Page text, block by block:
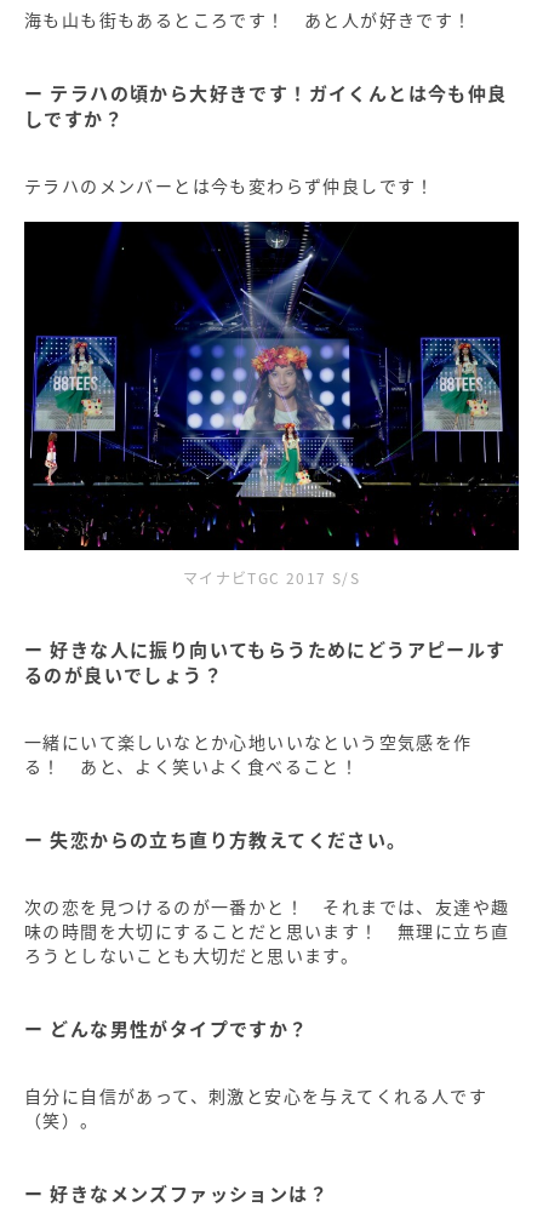
海も山も街もあるところです！ あと人が好きです！
テラハの頃から大好きです！ガイくんとは今も仲良
しですか？
テラハのメンバーとは今も変わらず仲良しです！
マイナビTGC 2017 S/S
好きな人に振り向いてもらうためにどうアピールす
るのが良いでしょう？
一緒にいて楽しいなとか心地いいなという空気感を作
る！ あと、よく笑いよく食べること！
失恋からの立ち直り方教えてください。
次の恋を見つけるのが一番かと！ それまでは、友達や趣
味の時間を大切にすることだと思います！ 無理に立ち直
ろうとしないことも大切だと思います。
どんな男性がタイプですか？
自分に自信があって、刺激と安心を与えてくれる人です
（笑）。
好きなメンズファッションは？